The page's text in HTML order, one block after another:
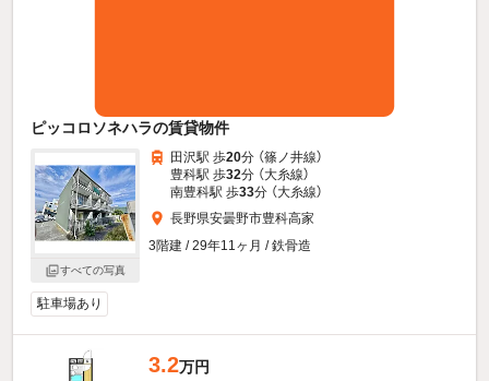
ピッコロソネハラの賃貸物件
すべての写真
田沢駅 歩20分 （篠ノ井線）
豊科駅 歩32分 （大糸線）
南豊科駅 歩33分 （大糸線）
長野県安曇野市豊科高家
3階建 / 29年11ヶ月 / 鉄骨造
駐車場あり
3.2万円